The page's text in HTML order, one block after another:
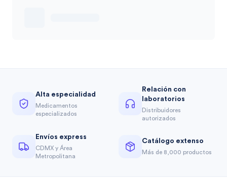
Alta especialidad
Medicamentos
especializados
Relación con
laboratorios
Distribuidores
autorizados
Envíos express
CDMX y Área
Metropolitana
Catálogo extenso
Más de 8,000 productos